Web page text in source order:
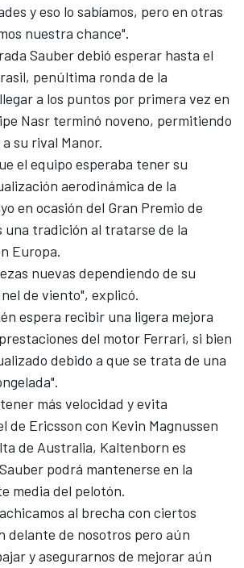
y eso lo sabíamos, pero en otras
nuestra chance".
Sauber debió esperar hasta el
penúltima ronda de la
a los puntos por primera vez en
Nasr terminó noveno, permitiendo
su rival Manor.
el equipo esperaba tener su
aerodinámica de la
en ocasión del Gran Premio de
una tradición al tratarse de la
Europa.
nuevas dependiendo de su
de viento", explicó.
espera recibir una ligera mejora
del motor Ferrari, si bien
debido a que se trata de una
más velocidad y evita
de Ericsson con Kevin Magnussen
de Australia, Kaltenborn es
podrá mantenerse en la
media del pelotón.
al brecha con ciertos
delante de nosotros pero aún
y asegurarnos de mejorar aún